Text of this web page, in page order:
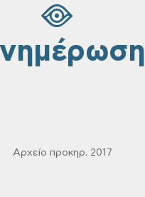
Αρχείο προκηρ. 2017